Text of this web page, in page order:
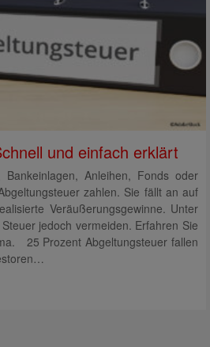
und einfach erklärt
Anleihen, Fonds oder
zahlen. Sie fällt an auf
Veräußerungsgewinne. Unter
jedoch vermeiden. Erfahren Sie
25 Prozent Abgeltungsteuer fallen